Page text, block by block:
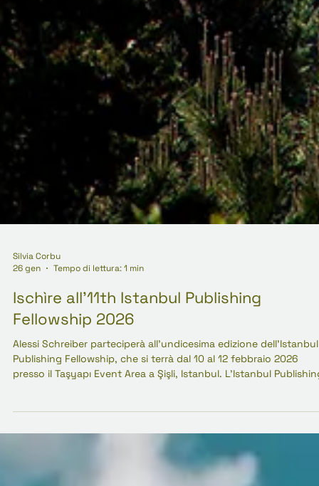
Silvia Corbu
26 gen
Tempo di lettura: 1 min
Ischìre all'11th Istanbul Publishing
Fellowship 2026
Alessi Schreiber parteciperà all'undicesima edizione dell'Istanbul
presso il Taşyapı Event Area a Şişli, Istanbul. L'Istanbul
Turkish Press and Publishers Copyright & Licensing Society
(TBYM) con il supporto del Ministero della Cultura e del Turismo
turco. Il programma, giunto all'undicesima edizione, facilita